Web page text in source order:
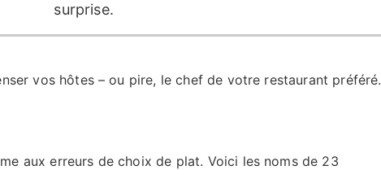
surprise.
vos hôtes – ou pire, le chef de votre restaurant préféré.
aux erreurs de choix de plat. Voici les noms de 23